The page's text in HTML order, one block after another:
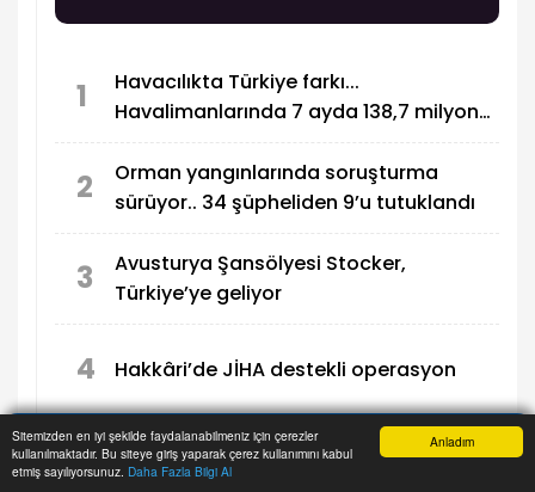
Anladım
Sitemizden en iyi şekilde faydalanabilmeniz için çerezler
kullanılmaktadır. Bu siteye giriş yaparak çerez kullanımını kabul
etmiş sayılıyorsunuz. Daha Fazla Bilgi Al
1
Havacılıkta Türkiye farkı...
Havalimanlarında 7 ayda 138,7 milyon
2
Orman yangınlarında soruşturma
sürüyor.. 34 şüpheliden 9’u tutuklandı
3
Avusturya Şansölyesi Stocker,
Türkiye’ye geliyor
4 Hakkâri’de JİHA destekli operasyon
5 Faili meçhul 2 cinayet daha aydınlatıldı
Anasayfa Yazarlar Haber Ara İhbar Hattı Menu